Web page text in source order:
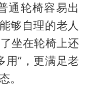
通轮椅容易出
够自理的老人
坐在轮椅上还
用”，更满足老
。